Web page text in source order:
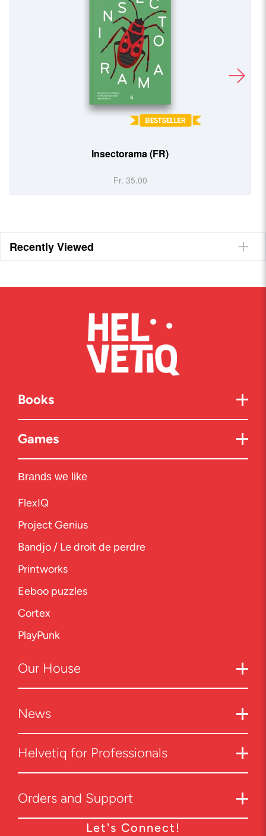
Happy Bee
Fr. 24.90
Recently Viewed
Books
Games
Brands we like
FlexIQ
Project Genius
Bandjo / Le droit de perdre
Printworks
Eeboo puzzles
Cortex
PlayPunk
Our House
News
Helvetiq for Professionals
Orders and Support
Let's Connect!